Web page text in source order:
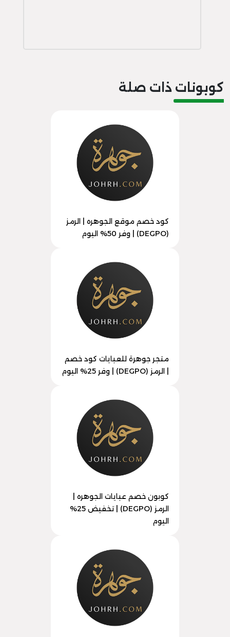
كوبونات ذات صلة
كود خصم موقع الجوهره | الرمز
(DEGPO) | وفر 50% اليوم
متجر جوهرة للعبايات كود خصم
| الرمز (DEGPO) | وفر 25% اليوم
كوبون خصم عبايات الجوهره |
الرمز (DEGPO) | تخفيض 25%
اليوم